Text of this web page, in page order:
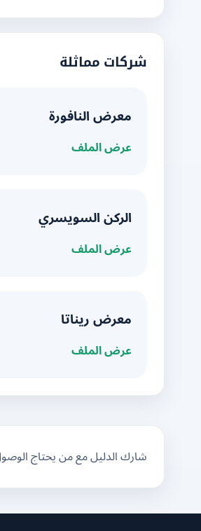
شركات مماثلة
معرض النافورة
عرض الملف
الركن السويسري
عرض الملف
معرض ريناتا
عرض الملف
شارك الدليل مع من يحتاج